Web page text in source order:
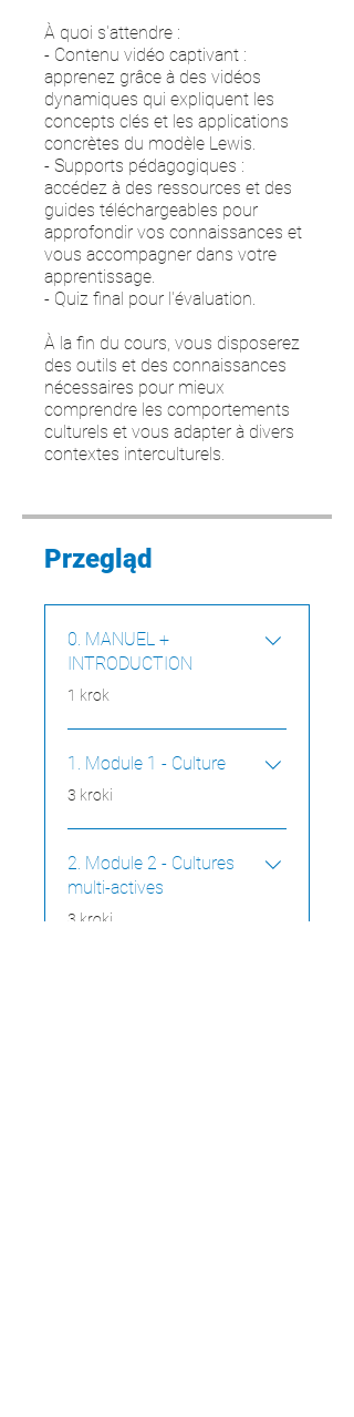
À quoi s'attendre :
- Contenu vidéo captivant :
apprenez grâce à des vidéos
dynamiques qui expliquent les
concepts clés et les applications
concrètes du modèle Lewis.
- Supports pédagogiques :
accédez à des ressources et des
guides téléchargeables pour
approfondir vos connaissances et
vous accompagner dans votre
apprentissage.
- Quiz final pour l'évaluation.
À la fin du cours, vous disposerez
des outils et des connaissances
nécessaires pour mieux
comprendre les comportements
culturels et vous adapter à divers
contextes interculturels.
Przegląd
0. MANUEL +
INTRODUCTION
.1 krok
1. Module 1 - Culture
.3 kroki
2. Module 2 - Cultures
multi-actives
.3 kroki